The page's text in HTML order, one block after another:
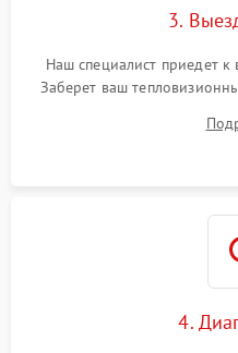
3.
Наш специалист приедет
Заберет ваш
4.